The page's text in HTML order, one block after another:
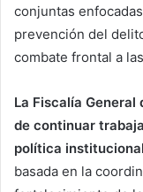
conjuntas
prevención del
combate frontal a
La Fiscalía
de continuar
política
basada en la